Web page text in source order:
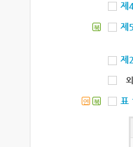
제
북 제
제
연 북 표